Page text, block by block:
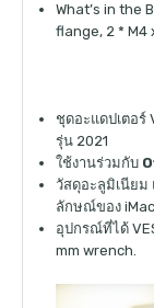
What’s in the
flange, 2 * M4
ชุดอะแดปเตอร์
รุ่น 2021
ใช้งานร่วมกับ
วัสดุอะลูมิเนียม
ลักษณ์ของ iMac
อุปกรณ์ที่ได้
mm wrench.